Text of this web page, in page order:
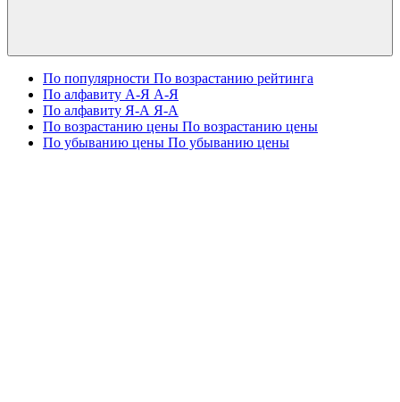
По популярности По возрастанию рейтинга
По алфавиту А-Я А-Я
По алфавиту Я-А Я-А
По возрастанию цены По возрастанию цены
По убыванию цены По убыванию цены